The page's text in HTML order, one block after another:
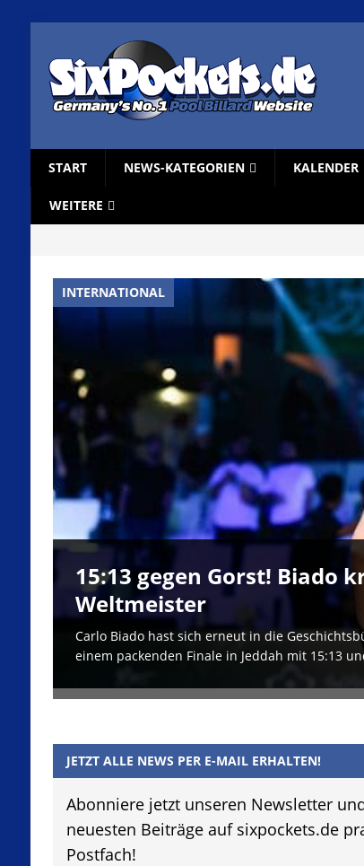
START NEWS-KATEGORIEN KALENDER
WEITERE
INTERNATIONAL
15:13 gegen Gorst! Biado
Weltmeister
Carlo Biado hast sich erneut in die
einem packenden Finale in Jeddah mit 15:13
JETZT ALLE NEWS PER E-MAIL ERHALTEN!
Abonniere jetzt unseren Newsletter
neuesten Beiträge auf sixpockets.de
Postfach!